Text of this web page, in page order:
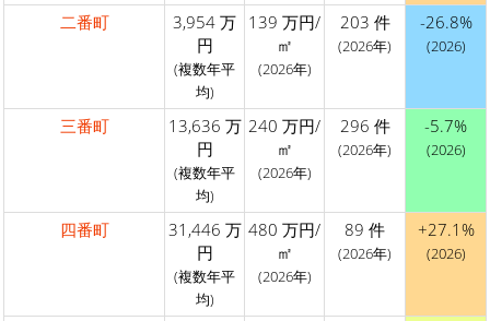
二番町
3,954 万
円
(複数年平
均)
139 万円/
㎡
(2026年)
203 件
(2026年)
-26.8%
(2026)
三番町
13,636 万
円
(複数年平
均)
240 万円/
㎡
(2026年)
296 件
(2026年)
-5.7%
(2026)
四番町
31,446 万
円
(複数年平
均)
480 万円/
㎡
(2026年)
89 件
(2026年)
+27.1%
(2026)